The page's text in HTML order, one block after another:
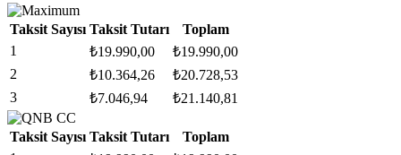
Taksit Sayısı Taksit Tutarı
Toplam
1
₺19.990,00 ₺19.990,00
2
₺10.364,26 ₺20.728,53
3
₺7.046,94 ₺21.140,81
Taksit Sayısı Taksit Tutarı
Toplam